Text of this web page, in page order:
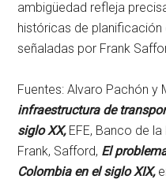
ambigüedad refleja
históricas de
señaladas por Frank
Fuentes: Alvaro Pachón y
infraestructura de
siglo XX,EFE, Banco de
Frank, Safford, El
Colombia en el siglo XIX,